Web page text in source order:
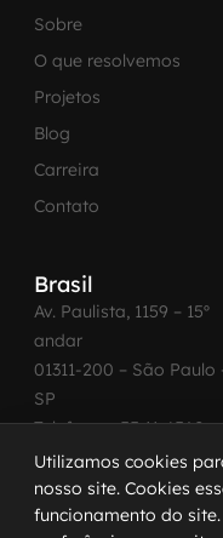
Sobre
O que resolvemos
Projetos
Blog
Carreira
Contato
Brasil
Av. Paulista, 1159 – 15º
andar
01311-200 – São Paulo
SP
Telefone: +55 11 4560-
2600
Utilizamos cookies
nosso site. Cookies
funcionamento do